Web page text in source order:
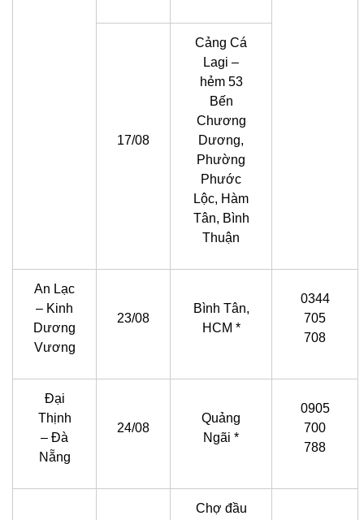
17/08
Cảng Cá
Lagi –
hẻm 53
Bến
Chương
Dương,
Phường
Phước
Lộc, Hàm
Tân, Bình
Thuận
An Lạc
– Kinh
Dương
Vương
23/08
Bình Tân,
HCM *
0344
705
708
Đại
Thịnh
– Đà
Nẵng
24/08
Quảng
Ngãi *
0905
700
788
Chợ đầu